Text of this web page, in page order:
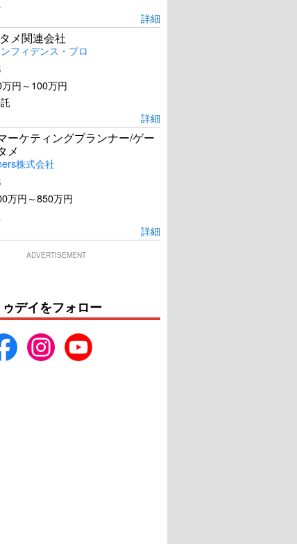
詳細
メ関連会社
フィデンス・プロ
万円～100万円
詳細
ーケティングプランナー/ゲー
メ
株式会社
万円～850万円
詳細
ADVERTISEMENT
デイをフォロー